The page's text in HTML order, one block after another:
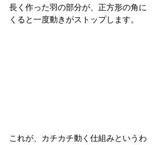
長く作った羽の部分が、正方形の角に
くると一度動きがストップします。
これが、カチカチ動く仕組みというわ